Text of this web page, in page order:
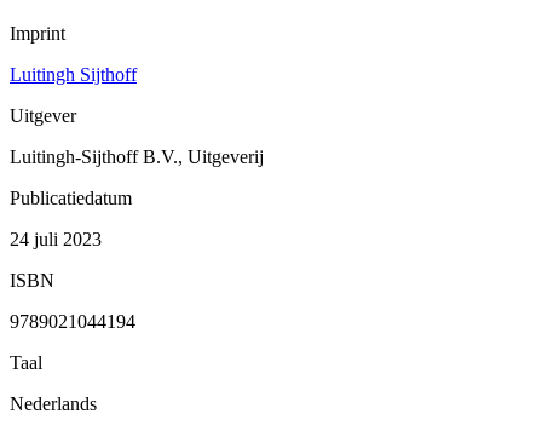
Imprint
Luitingh Sijthoff
Uitgever
Luitingh-Sijthoff B.V., Uitgeverij
Publicatiedatum
24 juli 2023
ISBN
9789021044194
Taal
Nederlands